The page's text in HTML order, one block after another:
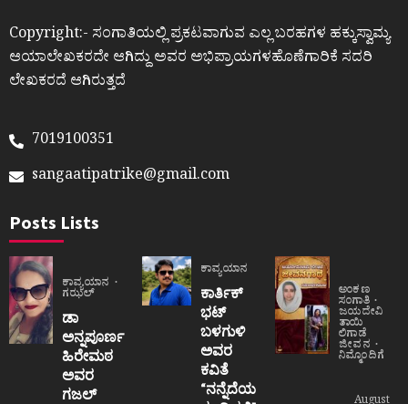
Copyright:- ಸಂಗಾತಿಯಲ್ಲಿ ಪ್ರಕಟವಾಗುವ ಎಲ್ಲ ಬರಹಗಳ ಹಕ್ಕುಸ್ವಾಮ್ಯ
ಆಯಾಲೇಖಕರದೇ ಆಗಿದ್ದು ಅವರ ಅಭಿಪ್ರಾಯಗಳಹೊಣೆಗಾರಿಕೆ ಸದರಿ
ಲೇಖಕರದೆ ಆಗಿರುತ್ತದೆ
7019100351
sangaatipatrike@gmail.com
Posts Lists
ಕಾವ್ಯಯಾನ
ಗಝಲ್
ಡಾ
ಅನ್ನಪೂರ್ಣ
ಹಿರೇಮಠ
ಅವರ
ಗಜಲ್
ಕಾವ್ಯಯಾನ
ಕಾರ್ತಿಕ್
ಭಟ್
ಬಳಗುಳಿ
ಅವರ
ಕವಿತೆ
“ನನ್ನೆದೆಯ
ಅಂಕಣ
ಸಂಗಾತಿ
ಜಯದೇವಿ
ತಾಯಿ
ಲಿಗಾಡೆ
ಜೀವನ
ನಿಮ್ಮೊಂದಿಗೆ